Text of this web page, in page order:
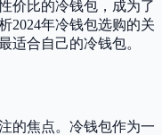
价比的冷钱包，成为了
2024年冷钱包选购的关
适合自己的冷钱包。
的焦点。冷钱包作为一